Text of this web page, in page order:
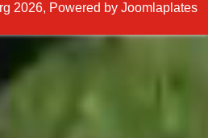
2026, Powered by Joomlaplates